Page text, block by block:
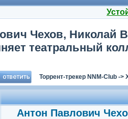
Чехов, Николай
театральный
Торрент-трекер NNM-Club->
Антон Павлович